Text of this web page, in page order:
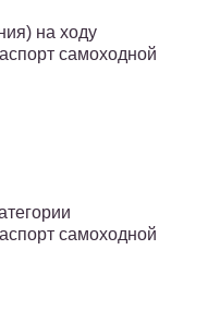
на ходу
самоходной
самоходной